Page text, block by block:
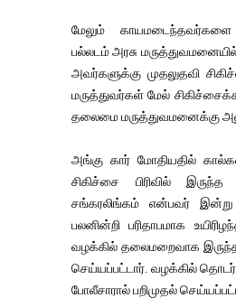
மேலும்
பல்லடம் அரசு
அவர்களுக்கு முதலுதவி
மருத்துவர்கள் மேல்
தலைமை மருத்துவமனைக்கு
அங்கு கார் மோதியதில்
சிகிச்சை பிரிவில் இருந்த
சங்கரலிங்கம் என்பவர்
பலனின்றி பரிதாபமாக
வழக்கில் தலைமறைவாக இருந்த
செய்யப்பட்டார். வழக்கில்
போலீசாரால் பறிமுதல்